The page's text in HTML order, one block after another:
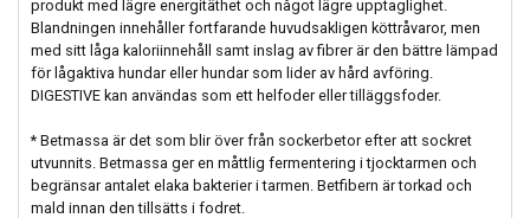
produkt med lägre energitäthet och något lägre upptaglighet.
Blandningen innehåller fortfarande huvudsakligen köttråvaror, men
med sitt låga kaloriinnehåll samt inslag av fibrer är den bättre lämpad
för lågaktiva hundar eller hundar som lider av hård avföring.
DIGESTIVE kan användas som ett helfoder eller tilläggsfoder.
* Betmassa är det som blir över från sockerbetor efter att sockret
utvunnits. Betmassa ger en måttlig fermentering i tjocktarmen och
begränsar antalet elaka bakterier i tarmen. Betfibern är torkad och
mald innan den tillsätts i fodret.